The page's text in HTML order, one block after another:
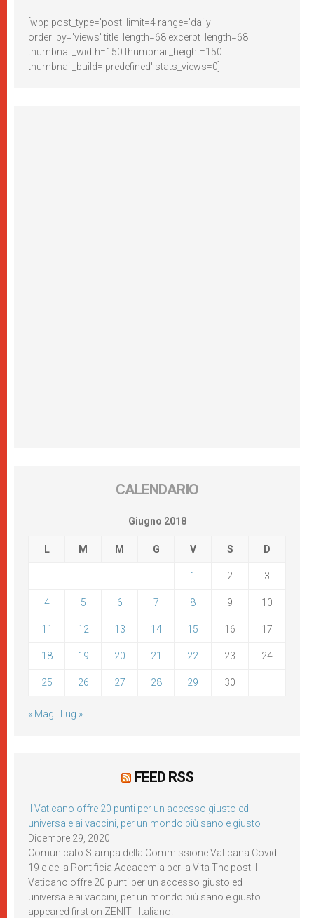
[wpp post_type='post' limit=4 range='daily'
order_by='views' title_length=68 excerpt_length=68
thumbnail_width=150 thumbnail_height=150
thumbnail_build='predefined' stats_views=0]
CALENDARIO
Giugno 2018
L M M G V S D
1 2 3
4 5 6 7 8 9 10
11 12 13 14 15 16 17
18 19 20 21 22 23 24
25 26 27 28 29 30
« Mag Lug »
FEED RSS
Il Vaticano offre 20 punti per un accesso giusto ed
universale ai vaccini, per un mondo più sano e giusto
Dicembre 29, 2020
Comunicato Stampa della Commissione Vaticana Covid-
19 e della Pontificia Accademia per la Vita The post Il
Vaticano offre 20 punti per un accesso giusto ed
universale ai vaccini, per un mondo più sano e giusto
appeared first on ZENIT - Italiano.